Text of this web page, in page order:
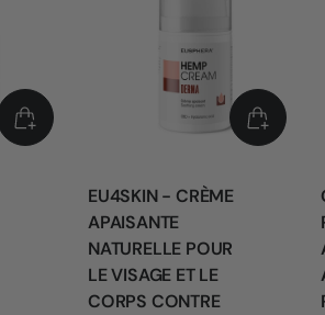
EU4SKIN - CRÈME
APAISANTE
NATURELLE POUR
LE VISAGE ET LE
CORPS CONTRE